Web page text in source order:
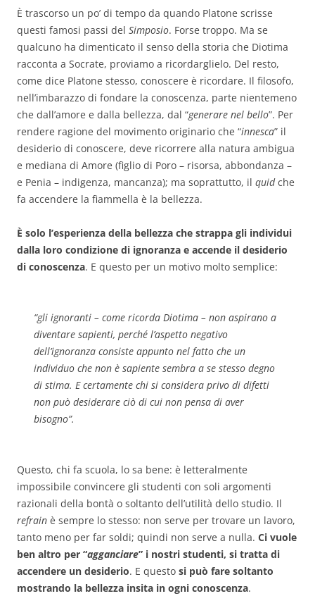
È trascorso un po’ di tempo da quando Platone scrisse
questi famosi passi del Simposio. Forse troppo. Ma se
qualcuno ha dimenticato il senso della storia che Diotima
racconta a Socrate, proviamo a ricordarglielo. Del resto,
come dice Platone stesso, conoscere è ricordare. Il filosofo,
nell’imbarazzo di fondare la conoscenza, parte nientemeno
che dall’amore e dalla bellezza, dal “generare nel bello”. Per
rendere ragione del movimento originario che “innesca” il
desiderio di conoscere, deve ricorrere alla natura ambigua
e mediana di Amore (figlio di Poro – risorsa, abbondanza –
e Penia – indigenza, mancanza); ma soprattutto, il quidche
fa accendere la fiammella è la bellezza.
È solo l’esperienza della bellezza che strappa gli individui
dalla loro condizione di ignoranza e accende il desiderio
di conoscenza. E questo per un motivo molto semplice:
“gli ignoranti – come ricorda Diotima – non aspirano a
diventare sapienti, perché l’aspetto negativo
dell’ignoranza consiste appunto nel fatto che un
individuo che non è sapiente sembra a se stesso degno
di stima. E certamente chi si considera privo di difetti
non può desiderare ciò di cui non pensa di aver
bisogno”.
Questo, chi fa scuola, lo sa bene: è letteralmente
impossibile convincere gli studenti con soli argomenti
razionali della bontà o soltanto dell’utilità dello studio. Il
refrain è sempre lo stesso: non serve per trovare un lavoro,
tanto meno per far soldi; quindi non serve a nulla. Ci vuole
ben altro per “agganciare” i nostri studenti, si tratta di
accendere un desiderio. E questo si può fare soltanto
mostrando la bellezza insita in ogni conoscenza.